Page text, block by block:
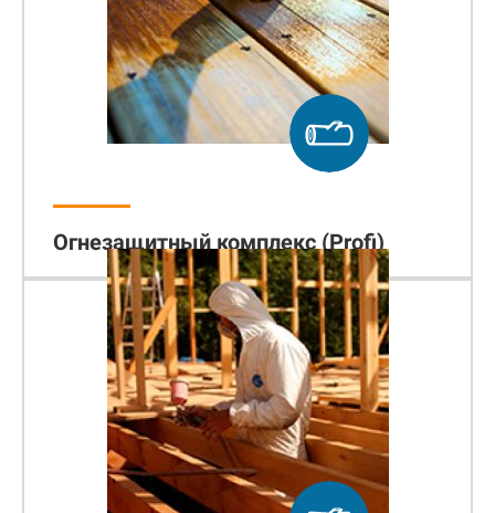
Огнезащитный комплекс (Profi)